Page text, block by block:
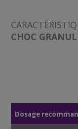
CHOC
Dosage